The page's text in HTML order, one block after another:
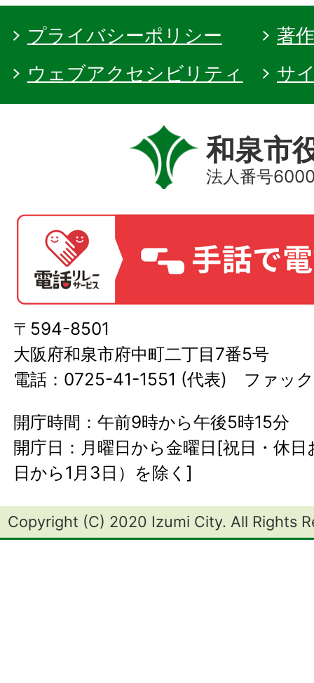
プライバシーポリシー
著
ウェブアクセシビリティ
サ
和泉市
法人番号
〒594-8501
大阪府和泉市府中町二丁目7番5号
電話：0725-41-1551 (代表) ファッ
開庁時間：午前9時から午後5時15分
開庁日：月曜日から金曜日[祝日・休
日から1月3日）を除く]
Copyright (C) 2020 Izumi City. All Rights